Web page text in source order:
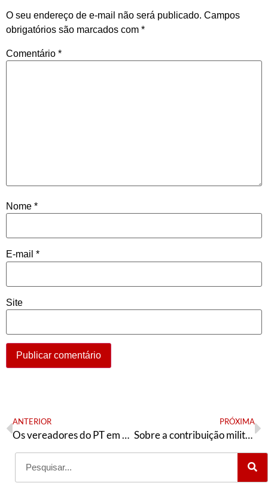
O seu endereço de e-mail não será publicado. Campos
obrigatórios são marcados com *
Comentário *
Nome *
E-mail *
Site
ANTERIOR
Os vereadores do PT em São Paulo e a mobilização dos servidores municipais
PRÓXIMA
Sobre a contribuição militante